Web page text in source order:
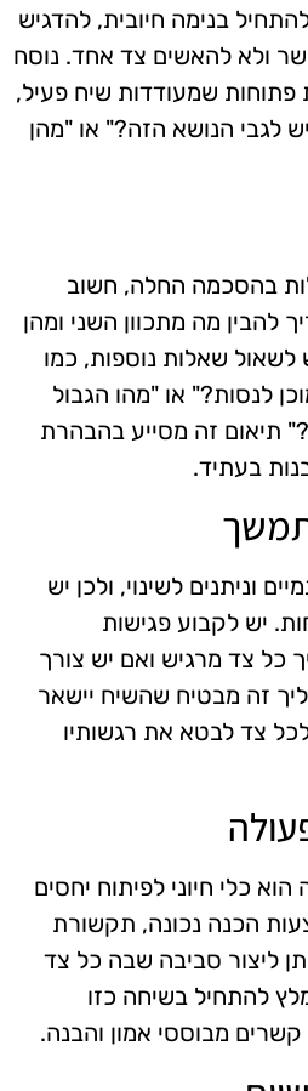
בנימה חיובית, להדגיש
ולא להאשים צד אחד. נוסח
פתוחות שמעודדות שיח פעיל,
לגבי הנושא הזה?" או "מהן
בהסכמה החלה, חשוב
להבין מה מתכוון השני ומהן
שאלות נוספות, כמו
לנסות?" או "מהו הגבול
תיאום זה מסייע בהבהרת
בעתיד.
וניתנים לשינוי, ולכן יש
יש לקבוע פגישות
כל צד מרגיש ואם יש צורך
זה מבטיח שהשיח יישאר
צד לבטא את רגשותיו
כלי חיוני לפיתוח יחסים
הכנה נכונה, תקשורת
ליצור סביבה שבה כל צד
להתחיל בשיחה כזו
מבוססי אמון והבנה.